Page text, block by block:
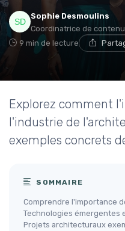
Sophie Desmoulins
Coordinatrice de
9 min de lecture
Explorez comment
l'industrie de
exemples concrets
SOMMAIRE
Comprendre l'importance
Technologies émergentes
Projets architecturaux